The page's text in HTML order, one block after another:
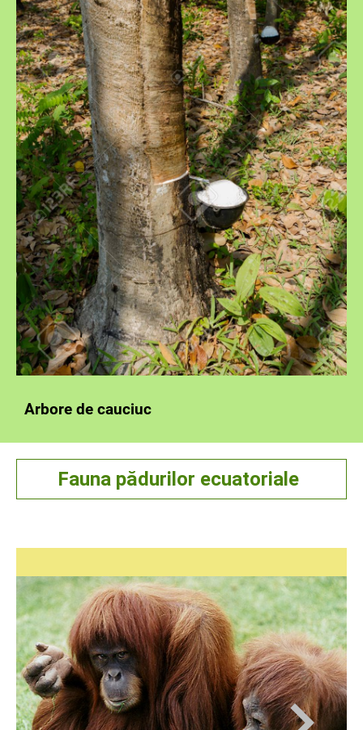
Arbore de cauciuc
Fauna pădurilor ecuatoriale